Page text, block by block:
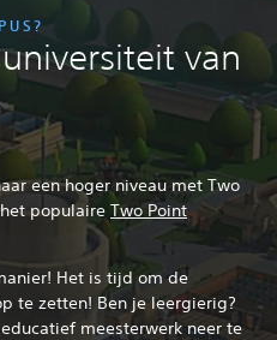
van
een hoger niveau met Two
populaire Two Point
Het is tijd om de
te zetten! Ben je leergierig?
meesterwerk neer te